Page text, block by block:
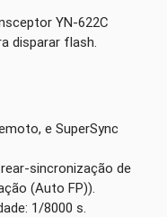
YN-622C
disparar flash.
e SuperSync
sincronização de
(Auto FP)).
1/8000 s.